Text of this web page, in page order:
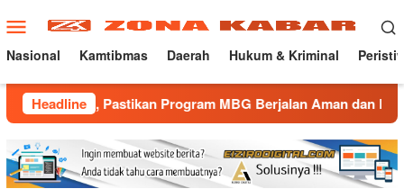
ke
konten
Menu
Mobile
Nasional Kamtibmas Daerah Hukum & Kriminal
Headline
Program MBG Berjalan Aman dan Lancar Gatur